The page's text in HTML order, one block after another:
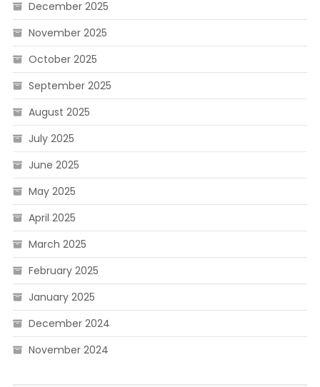
December 2025
November 2025
October 2025
September 2025
August 2025
July 2025
June 2025
May 2025
April 2025
March 2025
February 2025
January 2025
December 2024
November 2024